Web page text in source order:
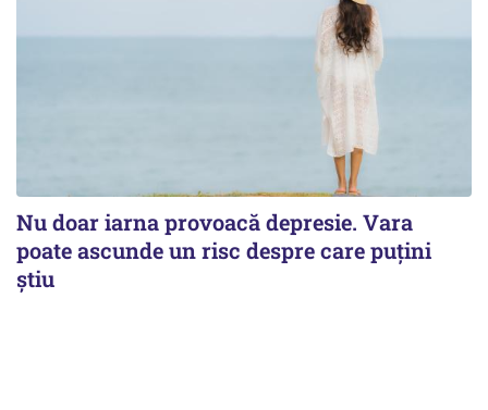
Nu doar iarna provoacă depresie. Vara
poate ascunde un risc despre care puțini
știu